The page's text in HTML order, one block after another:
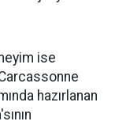
ise
hazırlanan